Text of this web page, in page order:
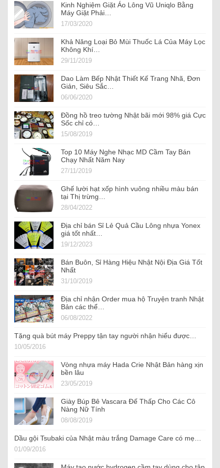
Kinh Nghiệm Giặt Áo Lông Vũ Uniqlo Bằng
Máy Giặt Phải…
17/03/2020
Khả Năng Loại Bỏ Mùi Thuốc Lá Của Máy Lọc
Không Khí…
29/11/2019
Dao Làm Bếp Nhật Thiết Kế Trang Nhã, Đơn
Giản, Siêu Sắc…
06/06/2020
Đồng hồ treo tường Nhật bãi mới 98% giá Cực
Sốc chỉ có…
15/08/2019
Top 10 Máy Nghe Nhạc MD Cầm Tay Bán
Chạy Nhất Năm Nay
27/11/2019
Ghế lười hạt xốp hình vuông nhiều màu bán
tại Thị trừng…
28/04/2022
Địa chỉ bán Sỉ Lẻ Quả Cầu Lông nhựa Yonex
giá tốt nhất…
19/12/2023
Bán Buôn, Sỉ Hàng Hiệu Nhật Nội Địa Giá Tốt
Nhất
31/10/2019
Địa chỉ nhận Order mua hộ Truyện tranh Nhật
Bản các thể…
06/08/2022
Tặng quà bút máy Preppy tận tay người nhận hiểu được…
10/05/2016
Vòng nhựa máy Hada Crie Nhật Bản hàng xịn
bền lâu
23/05/2019
Giày Búp Bê Vascara Đế Thấp Cho Các Cô
Nàng Nữ Tính
08/08/2019
Dầu gội Tsubaki của Nhật màu trắng Damage Care có mẹ…
01/09/2016